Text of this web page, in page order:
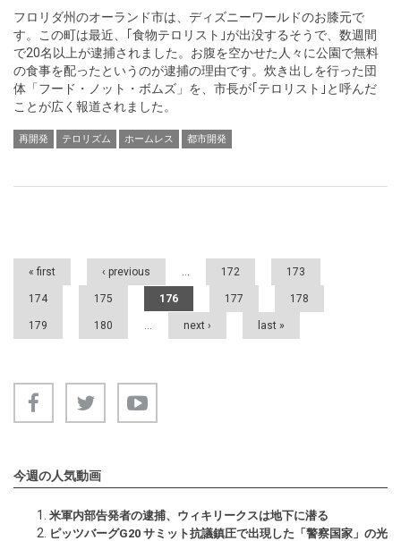
フロリダ州のオーランド市は、ディズニーワールドのお膝元で
す。この町は最近、｢食物テロリスト｣が出没するそうで、数週間
で20名以上が逮捕されました。お腹を空かせた人々に公園で無料
の食事を配ったというのが逮捕の理由です。炊き出しを行った団
体「フード・ノット・ボムズ」を、市長が｢テロリスト｣と呼んだ
ことが広く報道されました。
再開発 テロリズム ホームレス 都市開発
Pages
« first ‹ previous 172 173
174 175 176 177 178
179 180 next › last »
今週の人気動画
米軍内部告発者の逮捕、ウィキリークスは地下に潜る
ピッツバーグG20 サミット抗議鎮圧で出現した「警察国家」の光